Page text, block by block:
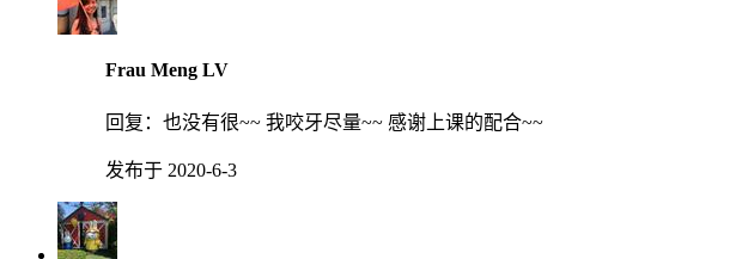
Frau Meng LV
回复： 也没有很~~ 我咬牙尽量~~ 感谢上课的配合~~
发布于 2020-6-3